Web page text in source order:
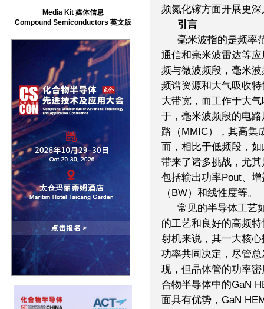
Media Kit 媒体信息
Compound Semiconductors 英文版
频氮化镓方面开展更
引言
毫米波指的是频率
通信和毫米波雷达等
频与微波频段，毫米
频谱资源和大气吸收
大带宽，而工作于大
于，毫米波频段的电
路（MMIC），其高集
而，相比于低频段，
带来了诸多挑战，尤
包括输出功率Pout、
（BW）和线性度等。
常见的半导体工艺
的工艺和良好的高频
射机来说，其一大核
功率共同决定，尽管
现，但晶体管的功率
合物半导体中的GaN
面具有优势，GaN